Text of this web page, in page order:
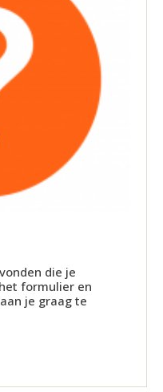
die je
formulier en
je graag te